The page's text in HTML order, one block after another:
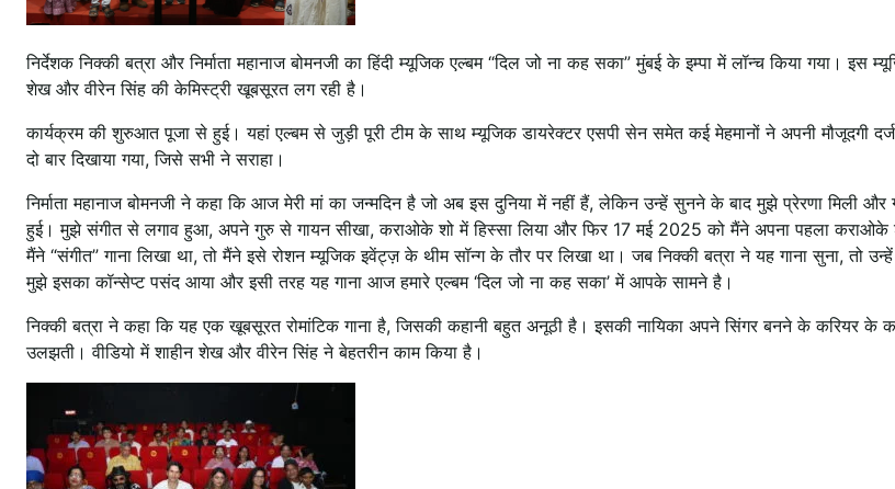
निर्देशक निक्की बत्रा और निर्माता महानाज बोमनजी का हिंदी म्यूजिक एल्बम “दिल जो ना कह सका” मुंबई के इम्पा में लॉन्च किया गया। इस
शेख और वीरेन सिंह की केमिस्ट्री खूबसूरत लग रही है।
कार्यक्रम की शुरुआत पूजा से हुई। यहां एल्बम से जुड़ी पूरी टीम के साथ म्यूजिक डायरेक्टर एसपी सेन समेत कई मेहमानों ने अपनी मौजूदगी
दो बार दिखाया गया, जिसे सभी ने सराहा।
निर्माता महानाज बोमनजी ने कहा कि आज मेरी मां का जन्मदिन है जो अब इस दुनिया में नहीं हैं, लेकिन उन्हें सुनने के बाद मुझे प्रेरणा मिली और
हुई। मुझे संगीत से लगाव हुआ, अपने गुरु से गायन सीखा, कराओके शो में हिस्सा लिया और फिर 17 मई 2025 को मैंने अपना पहला कराओके
मैंने “संगीत” गाना लिखा था, तो मैंने इसे रोशन म्यूजिक इवेंट्ज़ के थीम सॉन्ग के तौर पर लिखा था। जब निक्की बत्रा ने यह गाना सुना, तो
मुझे इसका कॉन्सेप्ट पसंद आया और इसी तरह यह गाना आज हमारे एल्बम ‘दिल जो ना कह सका’ में आपके सामने है।
निक्की बत्रा ने कहा कि यह एक खूबसूरत रोमांटिक गाना है, जिसकी कहानी बहुत अनूठी है। इसकी नायिका अपने सिंगर बनने के करियर के
उलझती। वीडियो में शाहीन शेख और वीरेन सिंह ने बेहतरीन काम किया है।